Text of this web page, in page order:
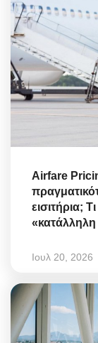
Airfare
εισιτήρια;
«κατάλληλη
Ιουλ 20, 2026